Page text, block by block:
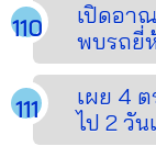
เปิดอา
พบรถยี่
เผย 4
ไป 2 วัน